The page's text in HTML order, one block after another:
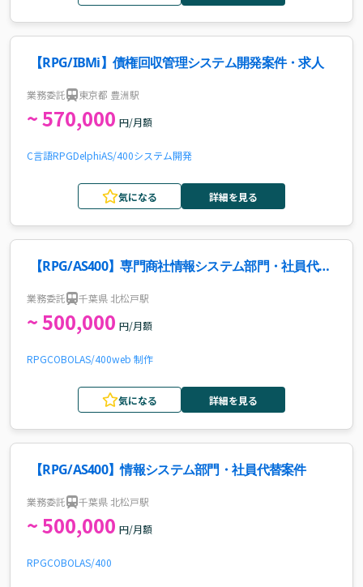
【RPG/IBMi】債権回収管理システム開発案件・求人
業務委託 東京都 豊洲駅
~ 570,000 円/月額
C言語RPGDelphiAS/400システム開発
気になる 詳細を見る
【RPG/AS400】専門商社情報システム部門・社員代替
業務委託 千葉県 北松戸駅
~ 500,000 円/月額
RPGCOBOL AS/400web 制作
気になる 詳細を見る
【RPG/AS400】情報システム部門・社員代替案件
業務委託 千葉県 北松戸駅
~ 500,000 円/月額
RPGCOBOL AS/400